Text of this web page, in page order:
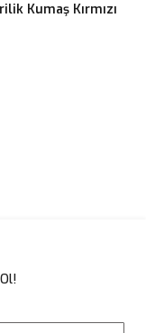
Kumaş Kırmızı